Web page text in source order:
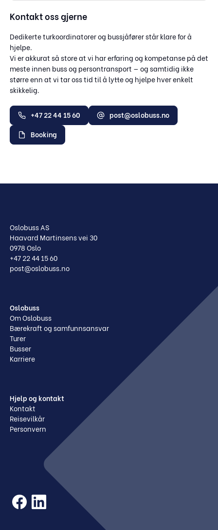
Kontakt oss gjerne
Dedikerte turkoordinatorer og bussjåfører står klare for å
hjelpe.
Vi er akkurat så store at vi har erfaring og kompetanse på det
meste innen buss og persontransport — og samtidig ikke
større enn at vi tar oss tid til å lytte og hjelpe hver enkelt
skikkelig.
+47 22 44 15 60
post@oslobuss.no
Booking
Oslobuss AS
Haavard Martinsens vei 30
0978 Oslo
+47 22 44 15 60
post@oslobuss.no
Oslobuss
Om Oslobuss
Bærekraft og samfunnsansvar
Turer
Busser
Karriere
Hjelp og kontakt
Kontakt
Reisevilkår
Personvern